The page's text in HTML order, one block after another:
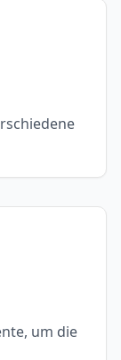
um die